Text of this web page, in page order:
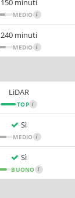
150 minuti
MEDIO i
240 minuti
MEDIO i
LiDAR
TOP i
Sì
MEDIO i
Sì
BUONO i